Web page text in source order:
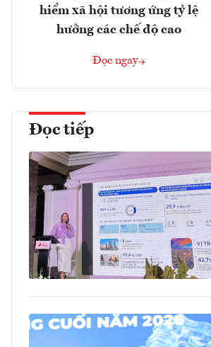
hiểm xã hội tương ứng tỷ lệ
hưởng các chế độ cao
Đọc ngay
Đọc tiếp